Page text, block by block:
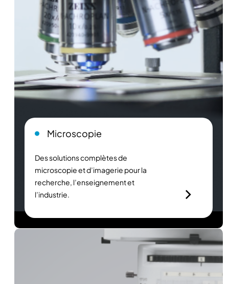
Microscopie
Des solutions complètes de
microscopie et d’imagerie pour la
recherche, l’enseignement et
l’industrie.